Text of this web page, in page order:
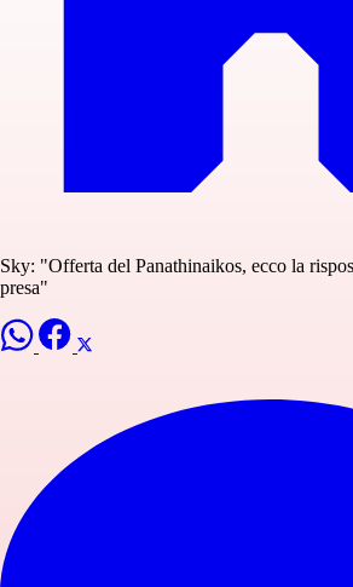
Sky: "Offerta del Panathinaikos, ecco la
presa"